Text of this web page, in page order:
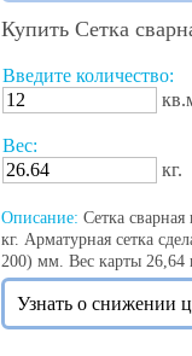
Купить Сетка
Введите количество:
Вес:
кг.
Описание: Сетка
кг. Арматурная сетка
200) мм. Вес карты 26,64
Узнать о снижении